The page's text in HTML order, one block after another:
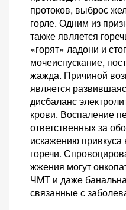
протоков, выброс
горле. Одним из
также является
«горят» ладони и
мочеиспускание,
жажда. Причиной
является
дисбаланс
крови. Воспаление
ответственных за
искажению
горечи.
жжения могут
ЧМТ и даже
связанные с